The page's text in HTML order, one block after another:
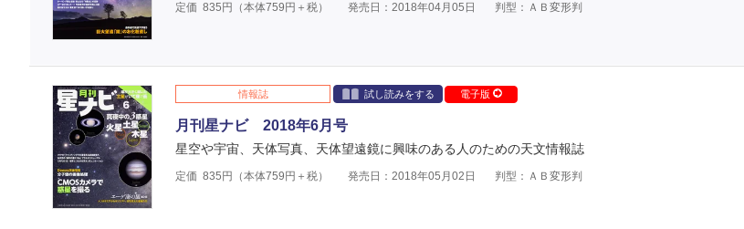
定価 835 円（本体759 円＋税） 発売日：2018年04月05日 判型：ＡＢ変形判
情報誌 試し読みをする 電子版
月刊星ナビ 2018年6月号
星空や宇宙、天体写真、天体望遠鏡に興味のある人のための天文情報誌
定価 835 円（本体759 円＋税） 発売日：2018年05月02日 判型：ＡＢ変形判